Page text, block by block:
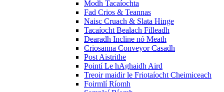
Modh Tacaíochta
Fad Crios & Teannas
Naisc Cruach & Slata Hinge
Tacaíocht Bealach Filleadh
Dearadh Incline nó Meath
Criosanna Conveyor Casadh
Post Aistrithe
Pointí Le hAghaidh Aird
Treoir maidir le Friotaíocht Cheimiceach
Foirmlí Ríomh